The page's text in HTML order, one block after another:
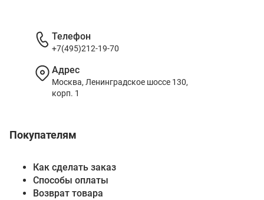
Покупателям
Как сделать заказ
Способы оплаты
Возврат товара
Телефон
+7(495)212-19-70
Адрес
Москва, Ленинградское шоссе 130,
корп. 1